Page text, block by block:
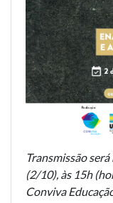
Transmissão
(2/10), às 15h
Conviva